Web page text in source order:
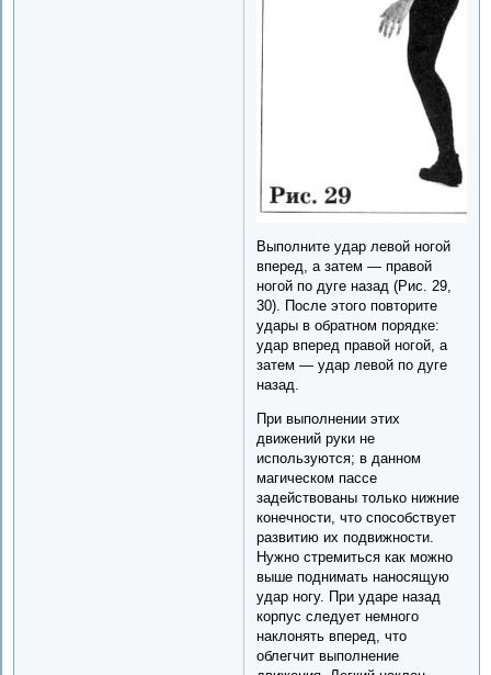
Выполните удар левой ногой
вперед, а затем — правой
ногой по дуге назад (Рис. 29,
30). После этого повторите
удары в обратном порядке:
удар вперед правой ногой, а
затем — удар левой по дуге
назад.
При выполнении этих
движений руки не
используются; в данном
магическом пассе
задействованы только нижние
конечности, что способствует
развитию их подвижности.
Нужно стремиться как можно
выше поднимать наносящую
удар ногу. При ударе назад
корпус следует немного
наклонять вперед, что
облегчит выполнение